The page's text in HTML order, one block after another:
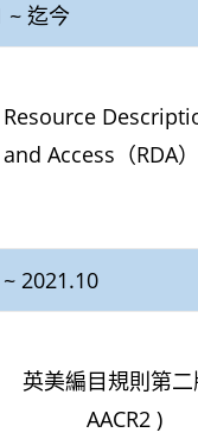
~ 迄今
Resource
and Access（RDA
~ 2021.10
英美編目規則第
AACR2 )